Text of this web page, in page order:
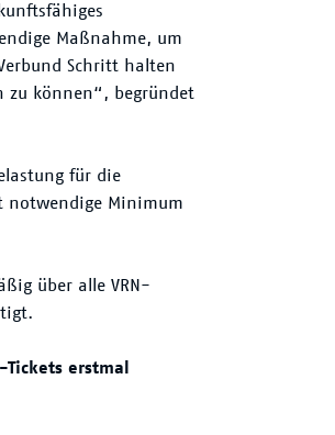
Maßnahme, um
Schritt halten
zu können“, begründet
für die
notwendige Minimum
über alle VRN-
erstmal